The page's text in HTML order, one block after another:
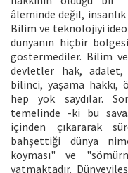
âleminde değil,
Bilim ve teknolojiyi
dünyanın hiçbir
göstermediler. Bilim
devletler hak,
bilinci, yaşama hakkı,
hep yok saydılar.
temelinde -ki bu
içinden çıkararak
bahşettiği dünya
koyması" ve
yatmaktadır.